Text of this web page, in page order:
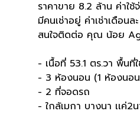
ราคาขาย 8.2 ล้าน ค่าใช้
มีคนเช่าอยู่ ค่าเช่าเดือน
สนใจติดต่อ คุณ น้อย
- เนื้อที่ 53.1 ตร.วา พื้นที่
- 3 ห้องนอน (1 ห้องนอ
- 2 ที่จอดรถ
- ใกล้เมกา บางนา เเค่2